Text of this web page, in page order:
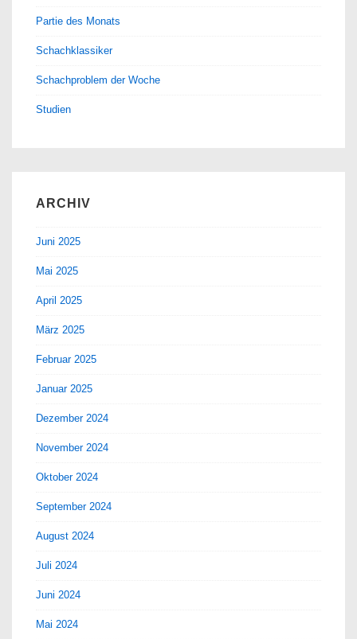
Partie des Monats
Schachklassiker
Schachproblem der Woche
Studien
ARCHIV
Juni 2025
Mai 2025
April 2025
März 2025
Februar 2025
Januar 2025
Dezember 2024
November 2024
Oktober 2024
September 2024
August 2024
Juli 2024
Juni 2024
Mai 2024